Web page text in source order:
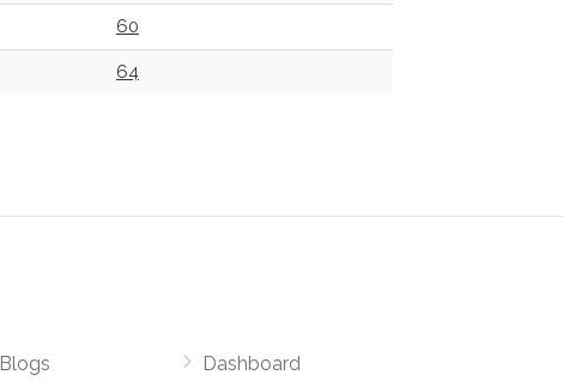
60
64
Blogs Dashboard